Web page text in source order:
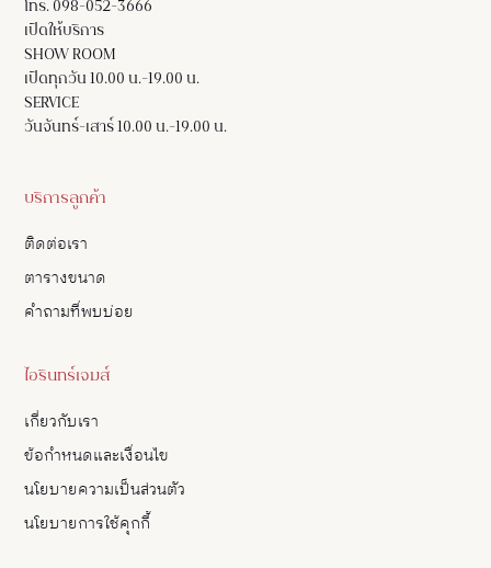
โทร. 098-052-3666
เปิดให้บริการ
SHOW ROOM
เปิดทุกวัน 10.00 น.-19.00 น.
SERVICE
วันจันทร์-เสาร์ 10.00 น.-19.00 น.
บริการลูกค้า
ติดต่อเรา
ตารางขนาด
คำถามที่พบบ่อย
ไอรินทร์เจมส์
เกี่ยวกับเรา
ข้อกำหนดและเงื่อนไข
นโยบายความเป็นส่วนตัว
นโยบายการใช้คุกกี้